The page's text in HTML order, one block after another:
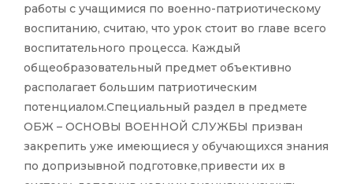
работы с учащимися по военно-патриотическому
воспитанию, считаю, что урок стоит во главе всего
воспитательного процесса. Каждый
общеобразовательный предмет объективно
располагает большим патриотическим
потенциалом.Специальный раздел в предмете
ОБЖ – ОСНОВЫ ВОЕННОЙ СЛУЖБЫ призван
закрепить уже имеющиеся у обучающихся знания
по допризывной подготовке,привести их в